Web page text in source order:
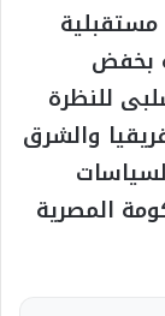
مستقبلية
بخفض
للنظرة
من دول أفريقيا والشرق
المصرية